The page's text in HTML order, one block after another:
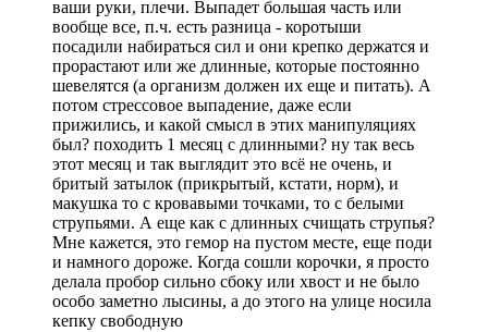
ваши руки, плечи. Выпадет большая часть или
вообще все, п.ч. есть разница - коротыши
посадили набираться сил и они крепко держатся и
прорастают или же длинные, которые постоянно
шевелятся (а организм должен их еще и питать). А
потом стрессовое выпадение, даже если
прижились, и какой смысл в этих манипуляциях
был? походить 1 месяц с длинными? ну так весь
этот месяц и так выглядит это всё не очень, и
бритый затылок (прикрытый, кстати, норм), и
макушка то с кровавыми точками, то с белыми
струпьями. А еще как с длинных счищать струпья?
Мне кажется, это гемор на пустом месте, еще поди
и намного дороже. Когда сошли корочки, я просто
делала пробор сильно сбоку или хвост и не было
особо заметно лысины, а до этого на улице носила
кепку свободную